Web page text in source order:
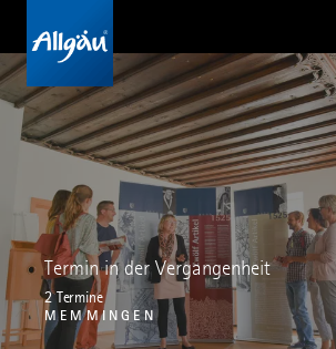
Termin in der Vergangenheit
2 Termine
MEMMINGEN